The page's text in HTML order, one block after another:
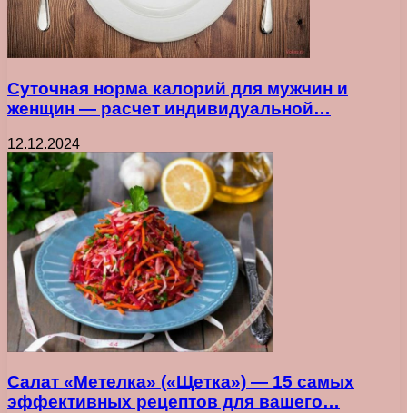
Суточная норма калорий для мужчин и
женщин — расчет индивидуальной…
12.12.2024
Салат «Метелка» («Щетка») — 15 самых
эффективных рецептов для вашего…